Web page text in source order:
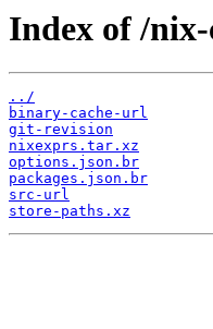
Index of /nix-
../
binary-cache-url
git-revision
nixexprs.tar.xz
options.json.br
packages.json.br
src-url
store-paths.xz